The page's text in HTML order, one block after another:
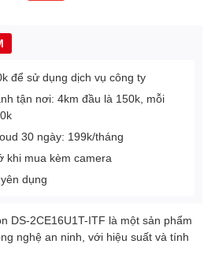
để sử dụng dịch vụ công ty
tận nơi: 4km đầu là 150k, mỗi
30 ngày: 199k/tháng
khi mua kèm camera
dụng
DS-2CE16U1T-ITF là một sản phẩm
nghệ an ninh, với hiệu suất và tính